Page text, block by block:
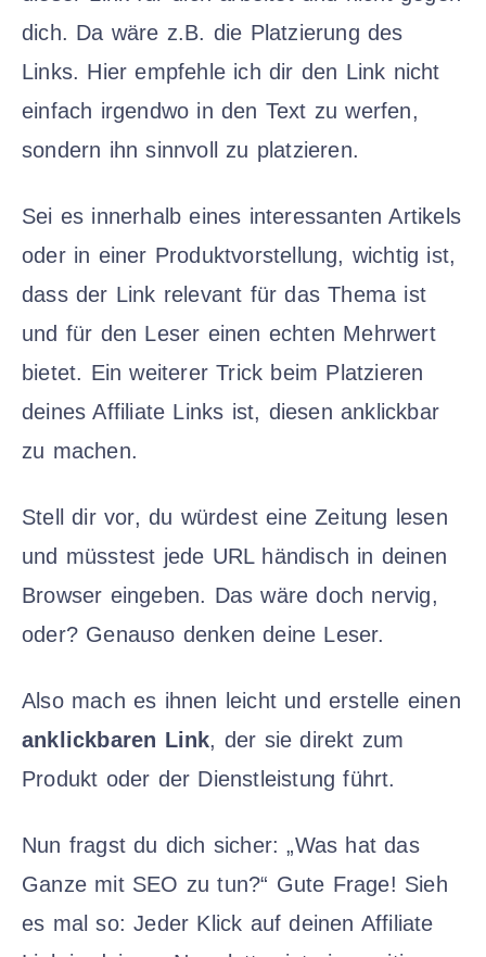
dich. Da wäre z.B. die Platzierung des
Links. Hier empfehle ich dir den Link nicht
einfach irgendwo in den Text zu werfen,
sondern ihn sinnvoll zu platzieren.
Sei es innerhalb eines interessanten Artikels
oder in einer Produktvorstellung, wichtig ist,
dass der Link relevant für das Thema ist
und für den Leser einen echten Mehrwert
bietet. Ein weiterer Trick beim Platzieren
deines Affiliate Links ist, diesen anklickbar
zu machen.
Stell dir vor, du würdest eine Zeitung lesen
und müsstest jede URL händisch in deinen
Browser eingeben. Das wäre doch nervig,
oder? Genauso denken deine Leser.
Also mach es ihnen leicht und erstelle einen
anklickbaren Link, der sie direkt zum
Produkt oder der Dienstleistung führt.
Nun fragst du dich sicher: „Was hat das
Ganze mit SEO zu tun?“ Gute Frage! Sieh
es mal so: Jeder Klick auf deinen Affiliate